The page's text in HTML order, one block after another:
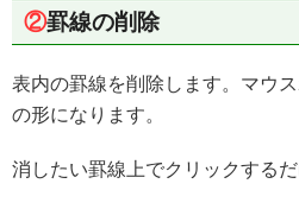
②罫線の削除
表内の罫線を削除します。マウ
の形になります。
消したい罫線上でクリックするだ